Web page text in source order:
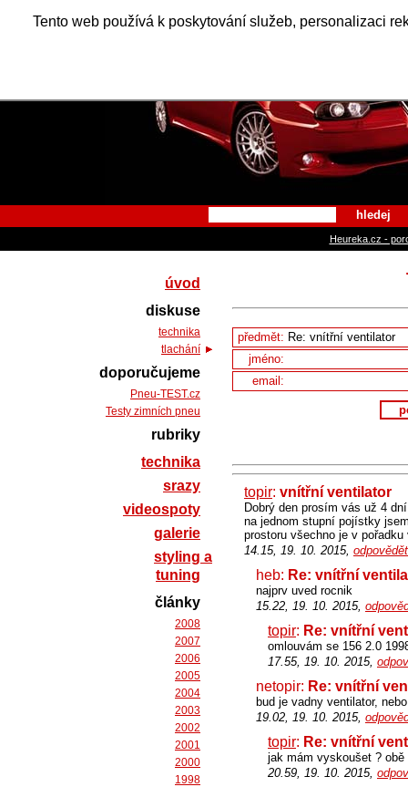
Tento web používá k poskytování služeb, personalizaci
Alfa
hledej
Heureka.cz -
předmět:
jméno:
email:
topir: vnítřní ventilator
Dobrý den prosím vás už 4
na jednom stupní pojístky
prostoru všechno je v
14.15, 19. 10. 2015, odpovědět
heb: Re: vnítřní
najprv uved rocnik
15.22, 19. 10. 2015,
topir: Re: vnítřní
omlouvám se 156 2.0
17.55, 19. 10. 2015,
netopir: Re: vnítřní
bud je vadny ventilator,
19.02, 19. 10. 2015,
topir: Re: vnítřní
jak mám vyskoušet ?
20.59, 19. 10. 2015,
úvod
diskuse
technika
tlachání
doporučujeme
Pneu-TEST.cz
Testy zimních pneu
rubriky
technika
srazy
videospoty
galerie
styling a
tuning
články
2008
2007
2006
2005
2004
2003
2002
2001
2000
1998